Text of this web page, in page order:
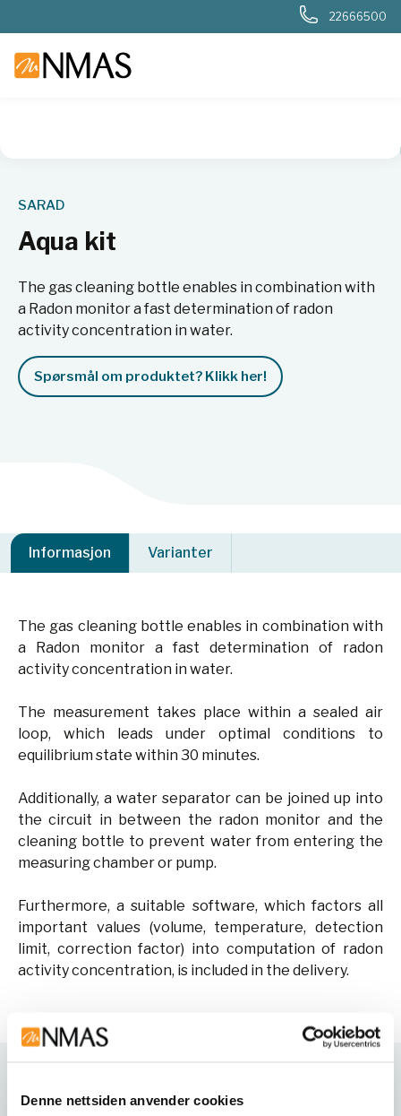
Denne nettsiden anvender cookies
22666500
Nukleær, strålevern, beredskap,
SARAD
Aqua kit
The gas cleaning bottle enables in combination with
a Radon monitor a fast determination of radon
activity concentration in water.
Spørsmål om produktet? Klikk her!
Informasjon Varianter
The gas cleaning bottle enables in combination with
a Radon monitor a fast determination of radon
activity concentration in water.
The measurement takes place within a sealed air
loop, which leads under optimal conditions to
equilibrium state within 30 minutes.
Additionally, a water separator can be joined up into
the circuit in between the radon monitor and the
cleaning bottle to prevent water from entering the
measuring chamber or pump.
Furthermore, a suitable software, which factors all
important values (volume, temperature, detection
limit, correction factor) into computation of radon
activity concentration, is included in the delivery.
Varianter